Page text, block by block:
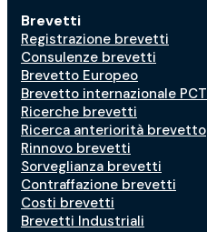
Brevetti
Registrazione brevetti
Consulenze brevetti
Brevetto Europeo
Brevetto internazionale PCT
Ricerche brevetti
Ricerca anteriorità brevetto
Rinnovo brevetti
Sorveglianza brevetti
Contraffazione brevetti
Costi brevetti
Brevetti Industriali